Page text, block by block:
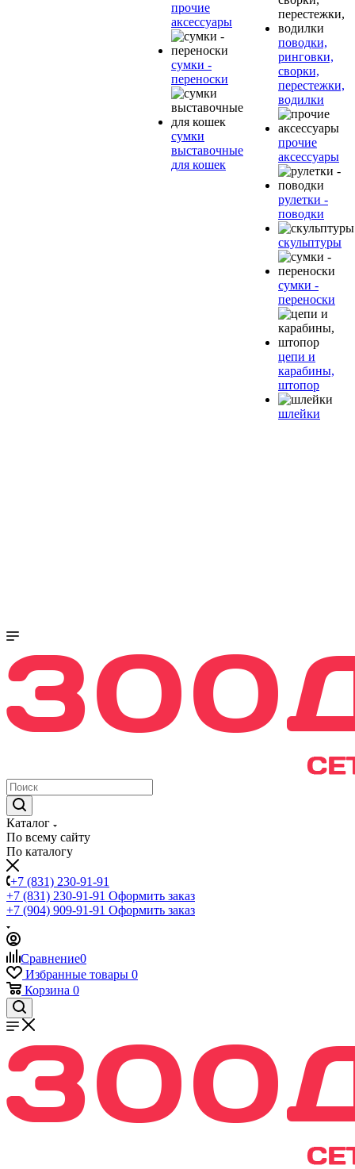
прочие
аксессуары
сумки -
переноски
сумки
выставочные
для кошек
поводки,
ринговки,
сворки,
перестежки,
водилки
прочие
аксессуары
рулетки -
поводки
скульптуры
сумки -
переноски
цепи и
карабины,
штопор
шлейки
Каталог
По всему сайту
По каталогу
+7 (831) 230-91-91
+7 (831) 230-91-91 Оформить заказ
+7 (904) 909-91-91 Оформить заказ
Сравнение0
Избранные товары 0
Корзина 0